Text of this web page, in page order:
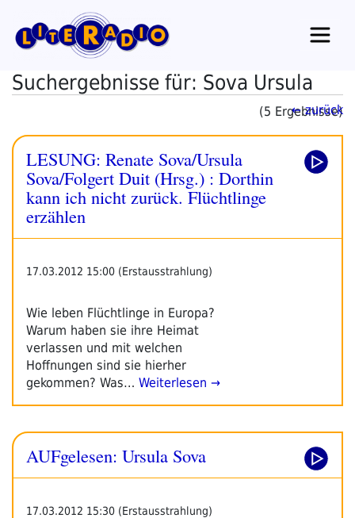
Inhalt
springen
Suchergebnisse für: Sova Ursula
(5 Ergebnisse)
← zurück
LESUNG: Renate Sova/Ursula
Sova/Folgert Duit (Hrsg.) : Dorthin
kann ich nicht zurück. Flüchtlinge
erzählen
17.03.2012 15:00 (Erstausstrahlung)
Wie leben Flüchtlinge in Europa?
Warum haben sie ihre Heimat
verlassen und mit welchen
Hoffnungen sind sie hierher
gekommen? Was… Weiterlesen →
AUFgelesen: Ursula Sova
17.03.2012 15:30 (Erstausstrahlung)